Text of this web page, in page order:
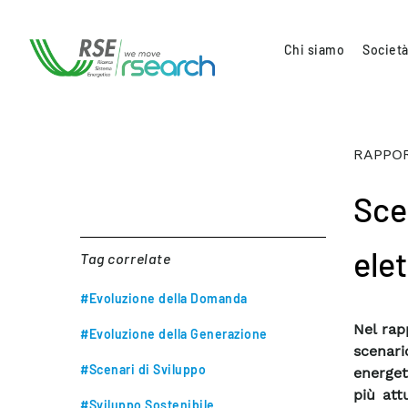
Chi siamo
Tag correlate
#Evoluzione della Domanda
#Evoluzione della Generazione
#Scenari di Sviluppo
#Sviluppo Sostenibile
Nel
più